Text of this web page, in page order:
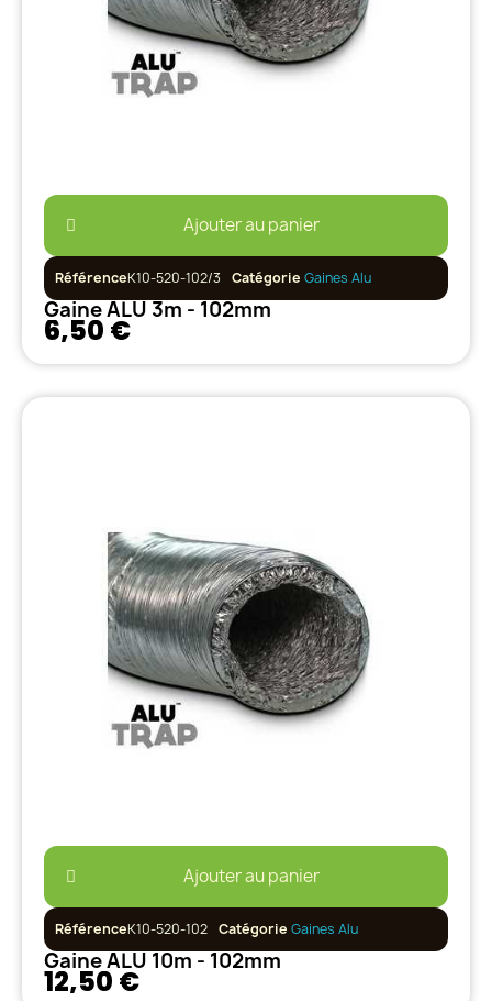
Ajouter au panier
RéférenceK10-520-102/3 Catégorie Gaines Alu
Gaine ALU 3m - 102mm
6,50 €
Ajouter au panier
RéférenceK10-520-102 Catégorie Gaines Alu
Gaine ALU 10m - 102mm
12,50 €